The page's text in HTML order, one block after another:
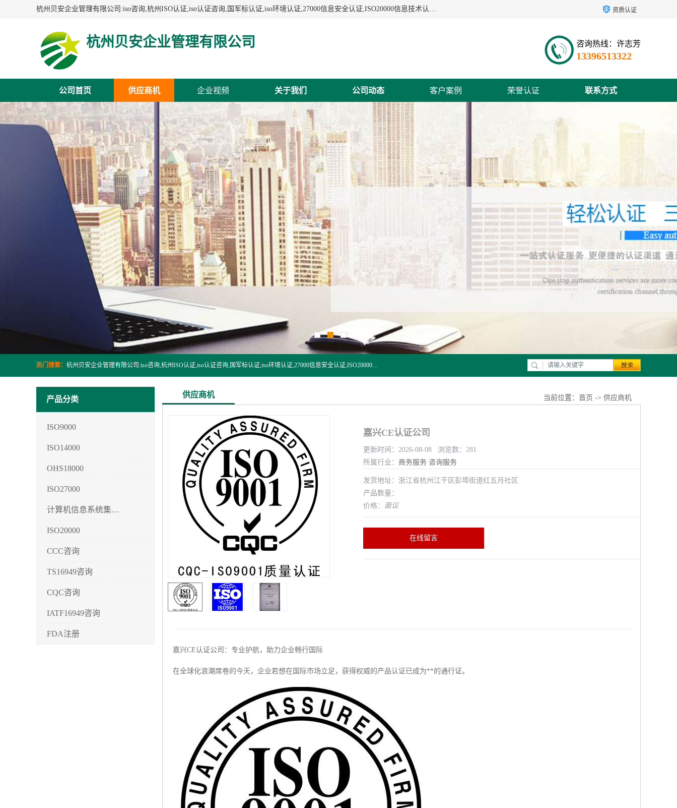
杭州贝安企业管理有限公司:iso咨询,杭州ISO认证,iso认证咨询,国军标认证,iso环境认证,27000信息安全认证,ISO20000信息技术认证,口罩检测报告,32610检测报告,CCRC认证,ISO50001认证,ITSS认证,两化融合认证,出口口罩检测报告等认证代理服务,本公司有近10年的体系咨询经验,能业务覆盖范围南到海南三亚北到新疆阿克苏. 资质认证
杭州贝安企业管理有限公司 咨询热线：许志芳
13396513322
公司首页 供应商机 企业视频 关于我们 公司动态 客户案例 荣誉认证 联系方式
热门搜索： 杭州贝安企业管理有限公司:iso咨询,杭州ISO认证,iso认证咨询,国军标认证,iso环境认证,27000信息安全认证,ISO20000信息技术认证,口罩检测报告,32610检测报告,CCRC认证,ISO50001认证,ITSS认证,两化融合认证,出口口罩检测报告等认证代理服务,本公司有近10年的体系咨询经验,能业务覆盖范围南到海南三亚北到新疆阿克苏.
产品分类
ISO9000
ISO14000
OHS18000
ISO27000
计算机信息系统集成3/4/5
ISO20000
CCC咨询
TS16949咨询
CQC咨询
IATF16949咨询
FDA注册
供应商机 当前位置： 首页 -> 供应商机
嘉兴CE认证公司
更新时间：2026-08-08 浏览数：281
所属行业： 商务服务 咨询服务
发货地址：浙江省杭州江干区彭埠街道红五月社区
产品数量：
价格： 面议
在线留言
嘉兴CE认证公司：专业护航，助力企业畅行国际
在全球化浪潮席卷的今天，企业若想在国际市场立足，获得权威的产品认证已成为**的通行证。